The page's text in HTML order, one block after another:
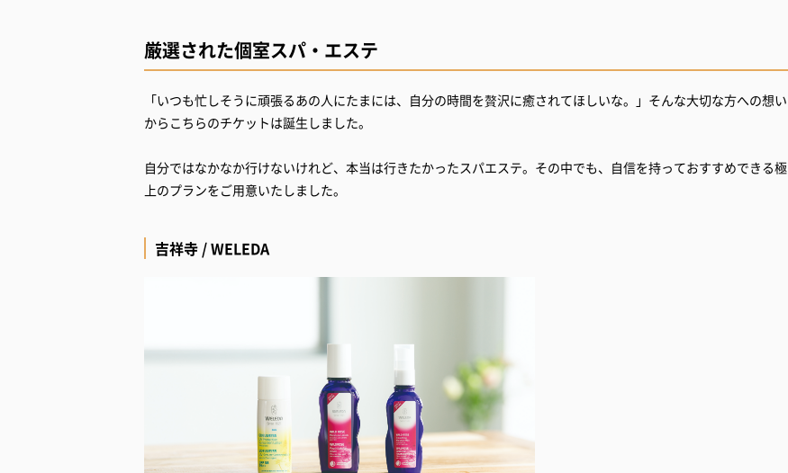
厳選された個室スパ・エステ
「いつも忙しそうに頑張るあの人にたまには、自分の時間を贅沢に癒されてほしいな。」そんな大切な方への想い
からこちらのチケットは誕生しました。
自分ではなかなか行けないけれど、本当は行きたかったスパエステ。その中でも、自信を持っておすすめできる極
上のプランをご用意いたしました。
吉祥寺 / WELEDA